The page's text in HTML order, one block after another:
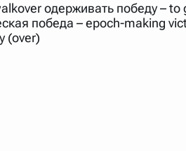
одерживать победу –
победа – epoch-making
(over)